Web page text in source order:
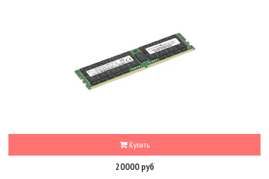
Купить
20000 руб